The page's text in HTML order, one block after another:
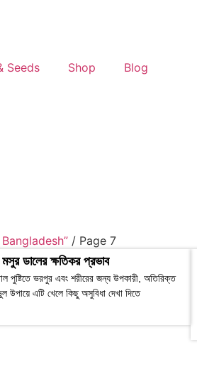
Seeds Shop Blog
/ Page 7
ডালের ক্ষতিকর প্রভাব
পুষ্টিতে ভরপুর এবং শরীরের জন্য উপকারী, অতিরিক্ত
উপায়ে এটি খেলে কিছু অসুবিধা দেখা দিতে